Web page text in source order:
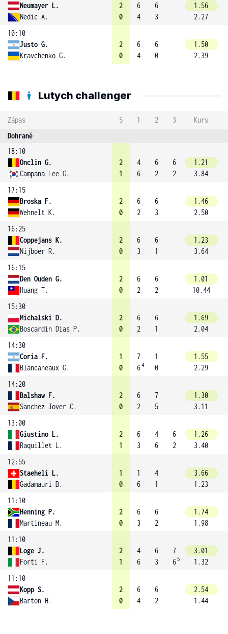
Neumayer L.
Nedic A.
2
0
6
4
6
3
1.56
2.27
10:10
Justo G.
Kravchenko G.
2
0
6
4
6
0
1.50
2.39
Lutych challenger
Zápas S 1 2 3
Kurs
Dohrané
18:10
Onclin G.
Campana Lee G.
2
1
4
6
6
2
6
2
1.21
3.84
17:15
Broska F.
Wehnelt K.
2
0
6
2
6
3
1.46
2.50
16:25
Coppejans K.
Nijboer R.
2
0
6
3
6
1
1.23
3.64
16:15
Den Ouden G.
Huang T.
2
0
6
2
6
2
1.01
10.44
15:30
Michalski D.
Boscardin Dias P.
2
0
6
2
6
1
1.69
2.04
14:30
Coria F.
Blancaneaux G.
1
0
7
64
1
0
1.55
2.29
14:20
Balshaw F.
Sanchez Jover C.
2
0
6
2
7
5
1.30
3.11
13:00
Giustino L.
Raquillet L.
2
1
6
3
4
6
6
2
1.26
3.40
12:55
Staeheli L.
Gadamauri B.
1
0
1
6
4
1
3.66
1.23
11:10
Henning P.
Martineau M.
2
0
6
3
6
2
1.74
1.98
11:10
Loge J.
Forti F.
2
1
4
6
6
3
7
6 5
3.01
1.32
11:10
Kopp S.
Barton H.
2
0
6
4
6
2
2.54
1.44